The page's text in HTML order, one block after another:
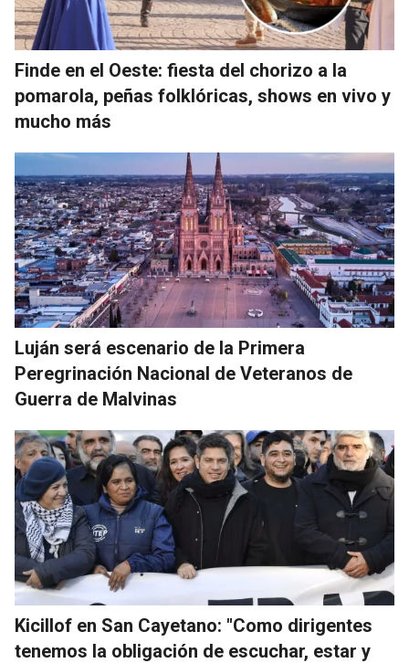
Finde en el Oeste: fiesta del chorizo a la
pomarola, peñas folklóricas, shows en vivo y
mucho más
Luján será escenario de la Primera
Peregrinación Nacional de Veteranos de
Guerra de Malvinas
Kicillof en San Cayetano: "Como dirigentes
tenemos la obligación de escuchar, estar y